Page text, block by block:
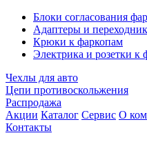
Блоки согласования
Адаптеры и
Крюки к фаркопам
Электрика и розетки к
Чехлы для авто
Цепи противоскольжения
Распродажа
Акции Каталог Сервис О
Контакты